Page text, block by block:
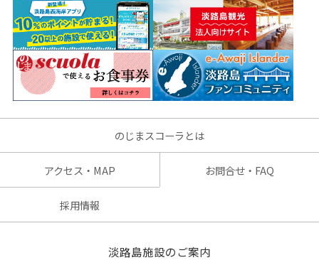
のじまスコーラとは
アクセス・MAP お問合せ・FAQ
採用情報
淡路島施設のご案内